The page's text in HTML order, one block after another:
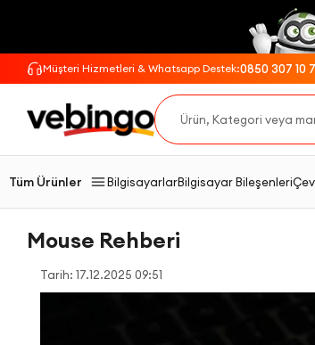
Müşteri Hizmetleri & Whatsapp Destek:0850 307 10
Tüm Ürünler BilgisayarlarBilgisayar Bileşenleri
Mouse Rehberi
Tarih: 17.12.2025 09:51